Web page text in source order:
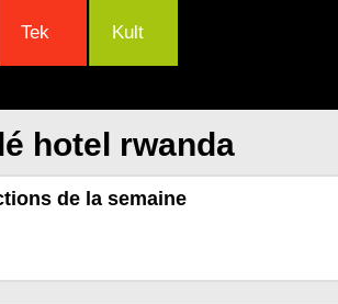
Tek Kult
hotel rwanda
de la semaine